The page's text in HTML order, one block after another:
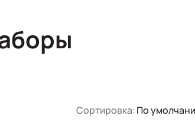
Сортировка:По